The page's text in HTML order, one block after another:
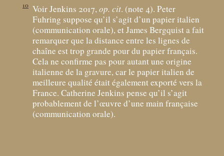
10 Voir Jenkins 2017, op. cit. (note 4). Peter
Fuhring suppose qu’il s’agit d’un papier italien
(communication orale), et James Bergquist a fait
remarquer que la distance entre les lignes de
chaîne est trop grande pour du papier français.
Cela ne confirme pas pour autant une origine
italienne de la gravure, car le papier italien de
meilleure qualité était également exporté vers la
France. Catherine Jenkins pense qu’il s’agit
probablement de l’œuvre d’une main française
(communication orale).